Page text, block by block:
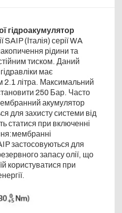
гідроакумулятор
(Італія) серії WA
рідини та
тиском. Даний
має
2.1 літра. Максимальний
250 Бар. Часто
акумулятор
для захисту системи від
статися при включенні
застосовуються для
запасу олії, що
користуватися при